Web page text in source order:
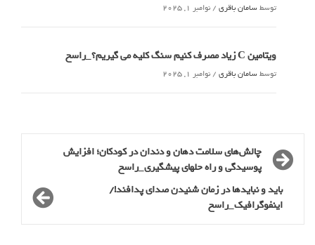
توسطسامان باقری / نوامبر 1, 2025
ویتامین C زیاد مصرف کنیم سنگ کلیه می گیریم؟_راسخ
توسطسامان باقری / نوامبر 1, 2025
چالش‌های سلامت دهان و دندان در کودکان؛ افزایش
پوسیدگی و راه حلهای پیشگیری_راسخ
باید و نبایدها در زمان شنیدن صدای پدافند!/
اینفوگرافیک_راسخ